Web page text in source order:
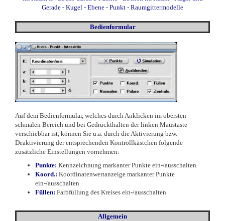
Gerade - Kugel - Ebene - Punkt - Raumgittermodelle
Bedienformular
Auf dem Bedienformular, welches durch Anklicken im obersten
schmalen Bereich und bei Gedrückthalten der linken Maustaste
verschiebbar ist, können Sie u.a. durch die Aktivierung bzw.
Deaktivierung der entsprechenden Kontrollkästchen folgende
zusätzliche Einstellungen vornehmen:
Punkte: Kennzeichnung markanter Punkte ein-/ausschalten
Koord.: Koordinatenwertanzeige markanter Punkte
ein-/ausschalten
Füllen: Farbfüllung des Kreises ein-/ausschalten
Allgemein